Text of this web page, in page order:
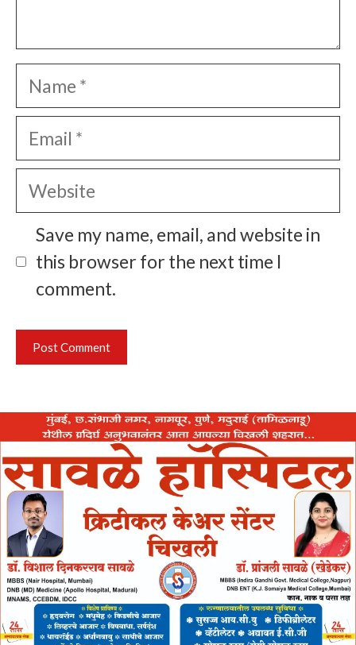
Name
Email
Website
Save my name, email, and website in
this browser for the next time I
comment.